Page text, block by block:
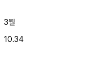
3월
10.34